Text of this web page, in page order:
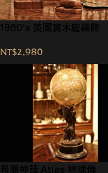
1960’s 英國實木鹿裝飾
NT$2,980
希臘神話 Atlas 地球儀